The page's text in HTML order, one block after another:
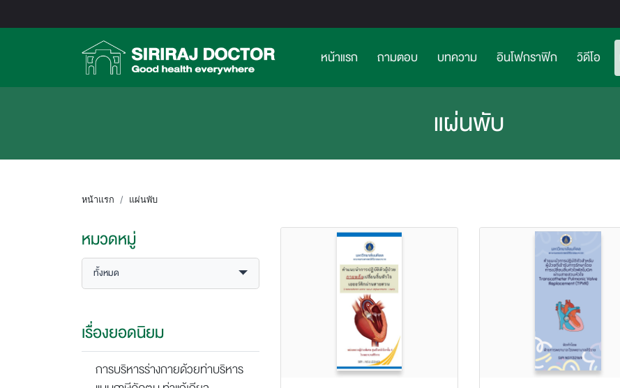
หน้าแรก ถามตอบ บทความ อินโฟกราฟิก วิดีโอ
แผ่นพับ
หน้าแรก แผ่นพับ
หมวดหมู่
ทั้งหมด
เรื่องยอดนิยม
การบริหารร่างกายด้วยท่าบริหาร